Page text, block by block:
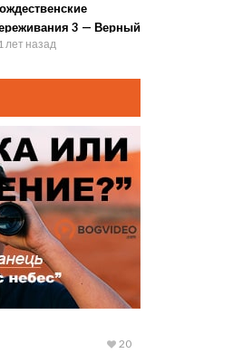
3 — Верный
лет назад
20